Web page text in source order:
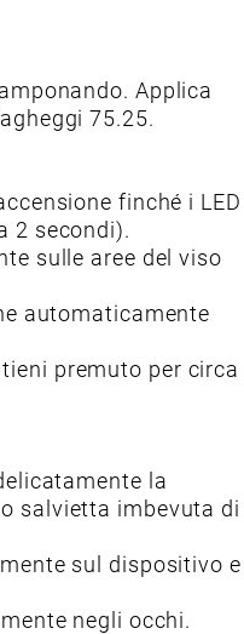
Applica
75.25.
finché i LED
2 secondi).
sulle aree del viso
automaticamente
premuto per circa
la
salvietta imbevuta di
sul dispositivo e
negli occhi.